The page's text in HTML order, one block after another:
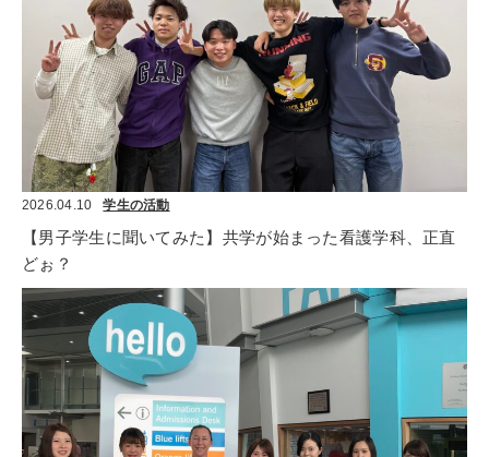
2026.04.10 学生の活動
【男子学生に聞いてみた】共学が始まった看護学科、正直
どぉ？